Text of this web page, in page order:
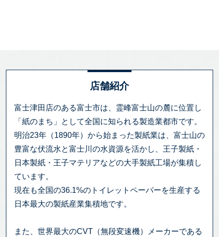
店舗紹介
富士津田店のある富士市は、霊峰富士山の麓に位置し
「紙のまち」として全国に知られる製造業都市です。
明治23年（1890年）から始まった製紙業は、富士山の
豊富な伏流水と富士川の水資源を活かし、王子製紙・
日本製紙・王子マテリアなどの大手製紙工場が集積し
ています。
現在も全国の36.1%のトイレットペーパーを生産する
日本最大の製紙産業集積地です。
また、世界最大のCVT（無段変速機）メーカーである